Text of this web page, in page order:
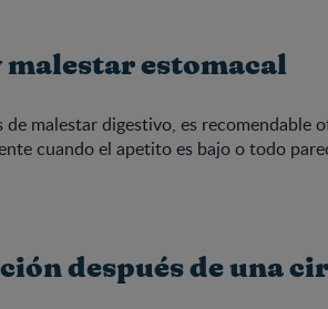
malestar estomacal
malestar digestivo, es recomendable
cuando el apetito es bajo o todo
después de una